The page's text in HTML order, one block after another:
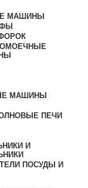
МАШИНЫ
МАШИНЫ
ПЕЧИ
И
ПОСУДЫ И